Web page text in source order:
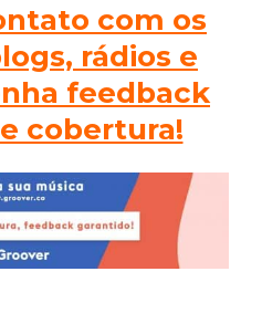
com os
rádios e
feedback
cobertura!